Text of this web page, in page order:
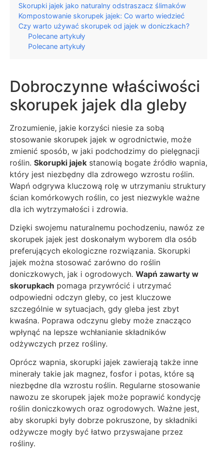
Skorupki jajek jako naturalny odstraszacz ślimaków
Kompostowanie skorupek jajek: Co warto wiedzieć
Czy warto używać skorupek od jajek w doniczkach?
Polecane artykuły
Polecane artykuły
Dobroczynne właściwości
skorupek jajek dla gleby
Zrozumienie, jakie korzyści niesie za sobą
stosowanie skorupek jajek w ogrodnictwie, może
zmienić sposób, w jaki podchodzimy do pielęgnacji
roślin. Skorupki jajek stanowią bogate źródło wapnia,
który jest niezbędny dla zdrowego wzrostu roślin.
Wapń odgrywa kluczową rolę w utrzymaniu struktury
ścian komórkowych roślin, co jest niezwykle ważne
dla ich wytrzymałości i zdrowia.
Dzięki swojemu naturalnemu pochodzeniu, nawóz ze
skorupek jajek jest doskonałym wyborem dla osób
preferujących ekologiczne rozwiązania. Skorupki
jajek można stosować zarówno do roślin
doniczkowych, jak i ogrodowych. Wapń zawarty w
skorupkach pomaga przywrócić i utrzymać
odpowiedni odczyn gleby, co jest kluczowe
szczególnie w sytuacjach, gdy gleba jest zbyt
kwaśna. Poprawa odczynu gleby może znacząco
wpłynąć na lepsze wchłanianie składników
odżywczych przez rośliny.
Oprócz wapnia, skorupki jajek zawierają także inne
minerały takie jak magnez, fosfor i potas, które są
niezbędne dla wzrostu roślin. Regularne stosowanie
nawozu ze skorupek jajek może poprawić kondycję
roślin doniczkowych oraz ogrodowych. Ważne jest,
aby skorupki były dobrze pokruszone, by składniki
odżywcze mogły być łatwo przyswajane przez
rośliny.